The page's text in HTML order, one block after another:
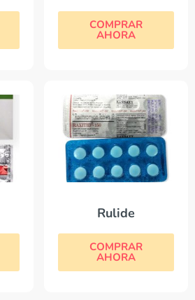
COMPRAR
AHORA
Rulide
COMPRAR
AHORA